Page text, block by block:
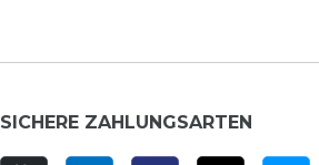
SICHERE ZAHLUNGSARTEN